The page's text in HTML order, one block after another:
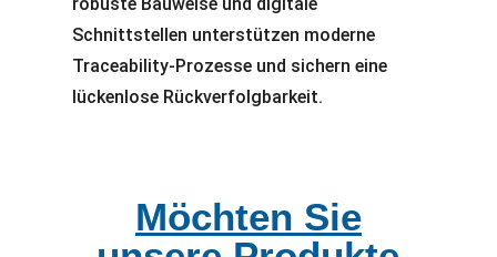
Schnittstellen unterstützen moderne
Traceability-Prozesse und sichern eine
lückenlose Rückverfolgbarkeit.
Möchten Sie